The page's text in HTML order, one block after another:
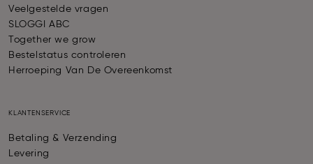
Veelgestelde vragen
SLOGGI ABC
Together we grow
Bestelstatus controleren
Herroeping Van De Overeenkomst
KLANTENSERVICE
Betaling & Verzending
Levering